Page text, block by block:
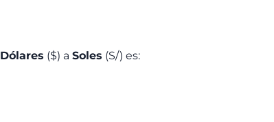
Dólares ($) a Soles (S/) es: